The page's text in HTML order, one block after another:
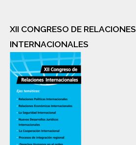
XII CONGRESO DE RELACIONES
INTERNACIONALES